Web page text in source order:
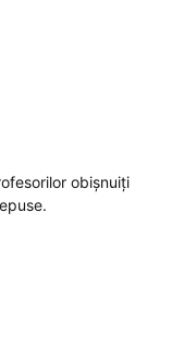
obișnuiți